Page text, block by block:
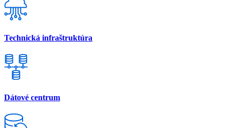
Technická infraštruktúra
Dátové centrum